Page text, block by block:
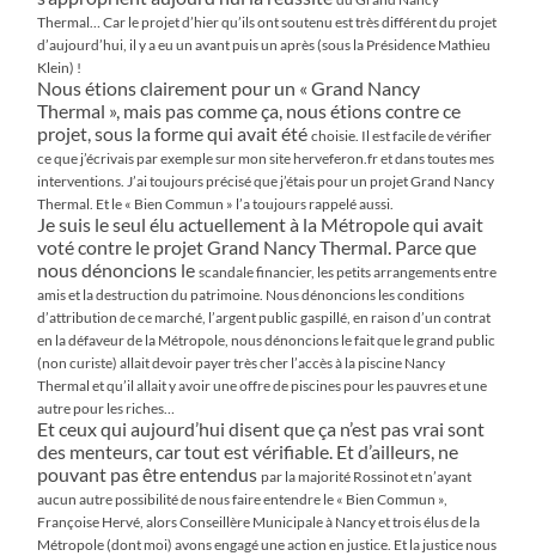
Thermal… Car le projet d’hier qu’ils ont soutenu est très différent du projet
d’aujourd’hui, il y a eu un avant puis unaprès (sous la Présidence Mathieu
Klein) !
Nous étions clairement pour un « Grand Nancy
Thermal », mais pas comme ça, nous étions contre ce
projet, sous la forme qui avait étéchoisie. Il est facile de vérifier
ce que j’écrivais par exemple sur mon site herveferon.fr et dans toutes mes
interventions. J’ai toujoursprécisé que j’étais pour un projet Grand Nancy
Thermal. Et le « Bien Commun » l’a toujours rappelé aussi.
Je suis le seul élu actuellement à la Métropole qui avait
voté contre le projet Grand Nancy Thermal. Parce que
nous dénoncions lescandale financier, les petits arrangements entre
amis et la destruction du patrimoine. Nous dénoncions les conditions
d’attributionde ce marché, l’argent public gaspillé, en raison d’un contrat
en la défaveur de la Métropole, nous dénoncions le fait que le grandpublic
(non curiste) allait devoir payer très cher l’accès à la piscine Nancy
Thermal et qu’il allait y avoir une offre de piscines pour lespauvres et une
autre pour les riches…
Et ceux qui aujourd’hui disent que ça n’est pas vrai sont
des menteurs, car tout est vérifiable. Et d’ailleurs, ne
pouvant pas être entenduspar la majorité Rossinot et n’ayant
aucun autre possibilité de nous faire entendre le « Bien Commun »,
Françoise Hervé, alors Conseillère Municipale à Nancy et trois élus de la
Métropole (dont moi) avons engagé une action en justice. Et la justice nous